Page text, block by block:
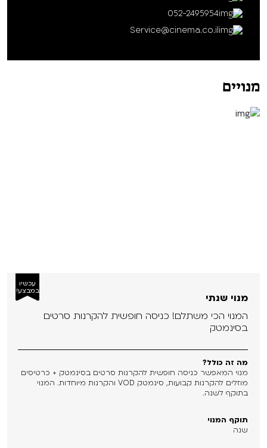
052-2495954
Service@cinema.co.il
מנויים
עכשיו
במבצע!
מנוי שנתי
המנוי הכי משתלם! כניסה חופשית להקרנות סרטים
בסינמטק
מה זה כולל?
מנוי המאפשר כניסה חופשית להקרנות סרטים בסינמטק + כרטיסים
מוזלים להקרנות קבועות, סינמטק VOD והקרנות מיוחדות. המנוי
בתוקף לשנה.
תוקף המנוי
שנה